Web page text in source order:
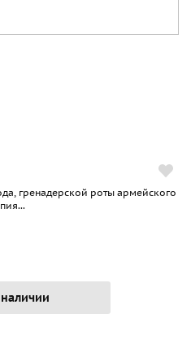
гренадерской роты армейского